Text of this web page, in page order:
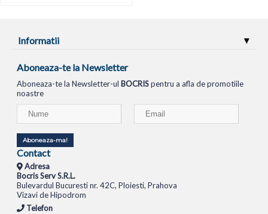
Informatii
Aboneaza-te la Newsletter
Aboneaza-te la Newsletter-ul BOCRISpentru a afla de promotiile
noastre
Aboneaza-ma!
Contact
Adresa
Bocris Serv S.R.L.
Bulevardul Bucuresti nr. 42C, Ploiesti, Prahova
Vizavi de Hipodrom
Telefon